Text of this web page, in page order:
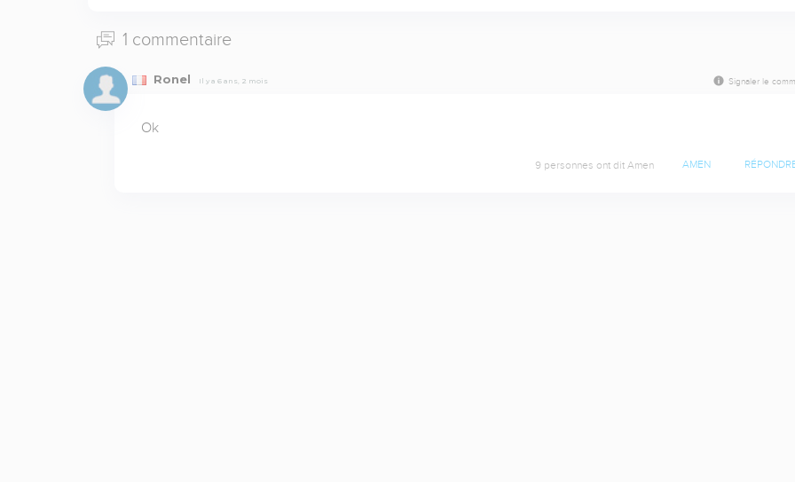
1 commentaire
Ronel Il y a 6 ans, 2 mois Signaler le
Ok
9 personnes ont dit Amen AMEN